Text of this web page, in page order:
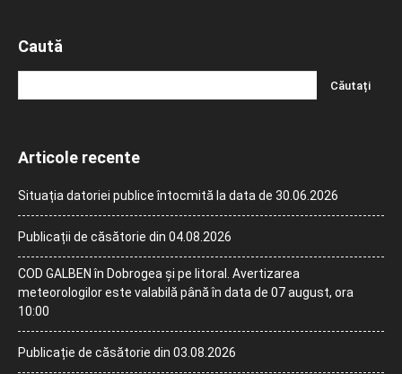
Caută
Articole recente
Situația datoriei publice întocmită la data de 30.06.2026
Publicații de căsătorie din 04.08.2026
COD GALBEN în Dobrogea și pe litoral. Avertizarea
meteorologilor este valabilă până în data de 07 august, ora
10:00
Publicație de căsătorie din 03.08.2026